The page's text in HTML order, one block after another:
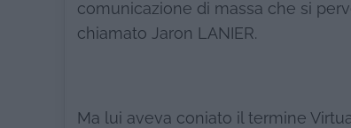
comunicazione di massa che si
chiamato Jaron LANIER.
Ma lui aveva coniato il termine